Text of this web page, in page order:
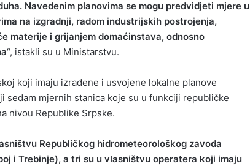
Navedenim planovima se mogu predvidjeti mjere u
na izgradnji, radom industrijskih postrojenja,
materije i grijanjem domaćinstava, odnosno
“, istakli su u Ministarstvu.
koji imaju izrađene i usvojene lokalne planove
sedam mjernih stanica koje su u funkciji republičke
nivou Republike Srpske.
Republičkog hidrometeorološkog zavoda
i Trebinje), a tri su u vlasništvu operatera koji imaju